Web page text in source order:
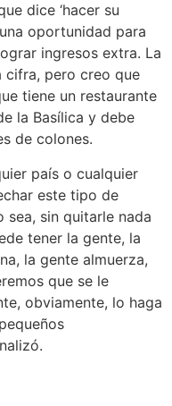
dice ‘hacer su
oportunidad para
ingresos extra. La
cifra, pero creo que
tiene un restaurante
la Basílica y debe
de colones.
país o cualquier
este tipo de
sea, sin quitarle nada
tener la gente, la
la gente almuerza,
que se le
obviamente, lo haga